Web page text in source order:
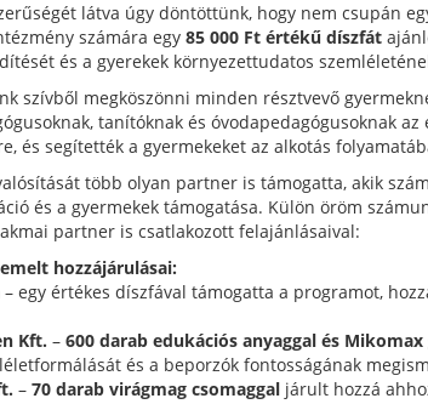
látva úgy döntöttünk, hogy nem csupán
számára egy 85 000 Ft értékű díszfát
és a gyerekek környezettudatos
szívből megköszönni minden résztvevő
tanítóknak és óvodapedagógusoknak
és segítették a gyermekeket az alkotás
több olyan partner is támogatta, akik
és a gyermekek támogatása. Külön öröm
partner is csatlakozott felajánlásaival:
hozzájárulásai:
– egy értékes díszfával támogatta a programot,
Kft. – 600 darab edukációs anyaggal és
és a beporzók fontosságának
– 70 darab virágmag csomaggal járult hozzá